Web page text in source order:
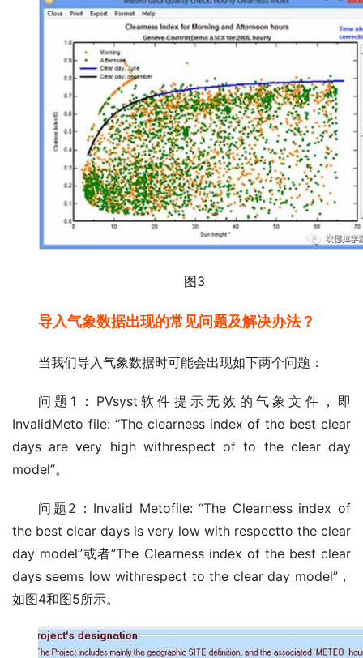
图3
导入气象数据出现的常见问题及解决办法？
当我们导入气象数据时可能会出现如下两个问题：
问题1：PVsyst软件提示无效的气象文件，即
InvalidMeto file: “The clearness index of the best clear
days are very high withrespect of to the clear day
model”。
问题2：Invalid Metofile: “The Clearness index of
the best clear days is very low with respectto the clear
day model”或者”The Clearness index of the best clear
days seems low withrespect to the clear day model”，
如图4和图5所示。